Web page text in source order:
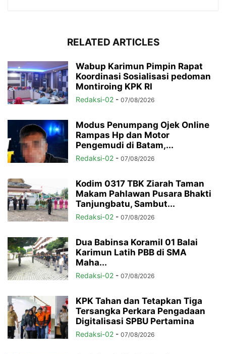
RELATED ARTICLES
Wabup Karimun Pimpin Rapat
Koordinasi Sosialisasi pedoman
Montiroing KPK RI
Redaksi-02 - 07/08/2026
Modus Penumpang Ojek Online
Rampas Hp dan Motor
Pengemudi di Batam,...
Redaksi-02 - 07/08/2026
Kodim 0317 TBK Ziarah Taman
Makam Pahlawan Pusara Bhakti
Tanjungbatu, Sambut...
Redaksi-02 - 07/08/2026
Dua Babinsa Koramil 01 Balai
Karimun Latih PBB di SMA
Maha...
Redaksi-02 - 07/08/2026
KPK Tahan dan Tetapkan Tiga
Tersangka Perkara Pengadaan
Digitalisasi SPBU Pertamina
Redaksi-02 - 07/08/2026